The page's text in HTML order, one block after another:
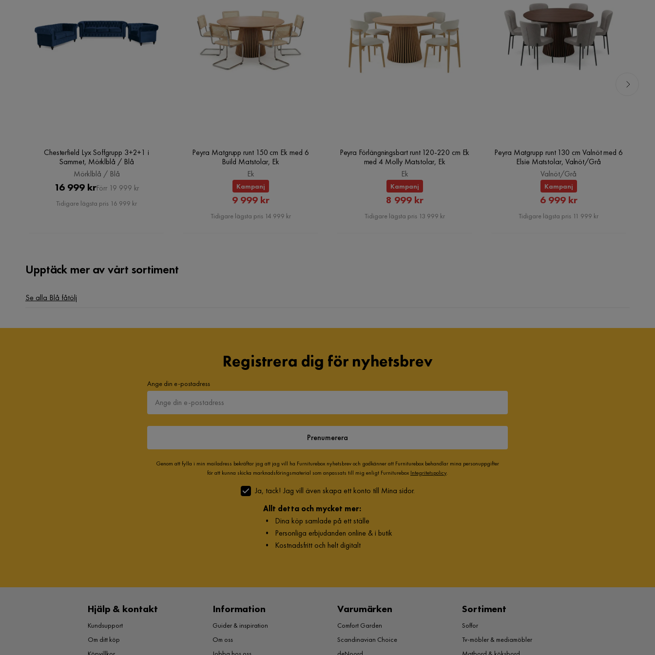
Underhållstips:
Sammet:
Chesterfield Lyx Soffgrupp 3+2+1 i
Sammet, Mörklblå / Blå
Mörklblå / Blå
Pris
16 999 krOriginal
Pris
Förr 19 999 kr
Tidigare lägsta pris 16 999 kr
Peyra Matgrupp runt 150 cm Ek med 6
Build Matstolar, Ek
Ek
Kampanj
Rabatterat
Pris
9 999 kr
Tidigare lägsta pris 14 999 kr
Peyra Förlängningsbart runt 120-220 cm Ek
med 4 Molly Matstolar, Ek
Ek
Kampanj
Rabatterat
Pris
8 999 kr
Tidigare lägsta pris 13 999 kr
Peyra Matgrupp runt 130 cm Valnöt med 6
Elsie Matstolar, Valnöt/Grå
Valnöt/Grå
Kampanj
Rabatterat
Pris
6 999 kr
Tidigare lägsta pris 11 999 kr
Upptäck mer av vårt sortiment
Se alla Blå fåtölj
Registrera dig för nyhetsbrev
Ange din e-postadress
Prenumerera
Genom att fylla i min mailadress bekräftar jag att jag vill ha Furniturebox nyhetsbrev och godkänner att Furniturebox behandlar mina personuppgifter
för att kunna skicka marknadsföringsmaterial som anpassats till mig enligt Furniturebox Integritetspolicy.
Ja, tack! Jag vill även skapa ett konto till Mina sidor.
Allt detta och mycket mer:
• Dina köp samlade på ett ställe
• Personliga erbjudanden online & i butik
• Kostnadsfritt och helt digitalt
Hjälp & kontakt
Kundsupport
Om ditt köp
Information
Guider & inspiration
Om oss
Varumärken
Comfort Garden
Scandinavian Choice
Sortiment
Soffor
Tv-möbler & mediamöbler